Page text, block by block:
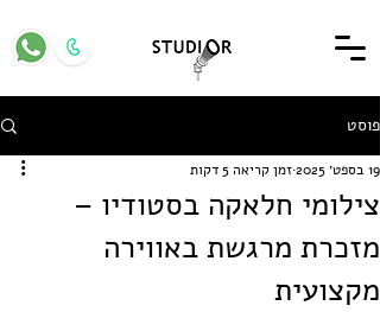
פוסט
צילומי חלאקה בסטודיו –
מזכרת מרגשת באווירה
מקצועית
19 בספט׳ 2025 זמן קריאה 5 דקות